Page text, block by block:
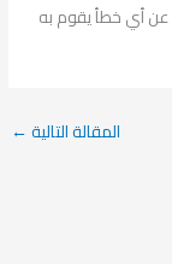
أي خطأ يقوم به
المقالة التالية←